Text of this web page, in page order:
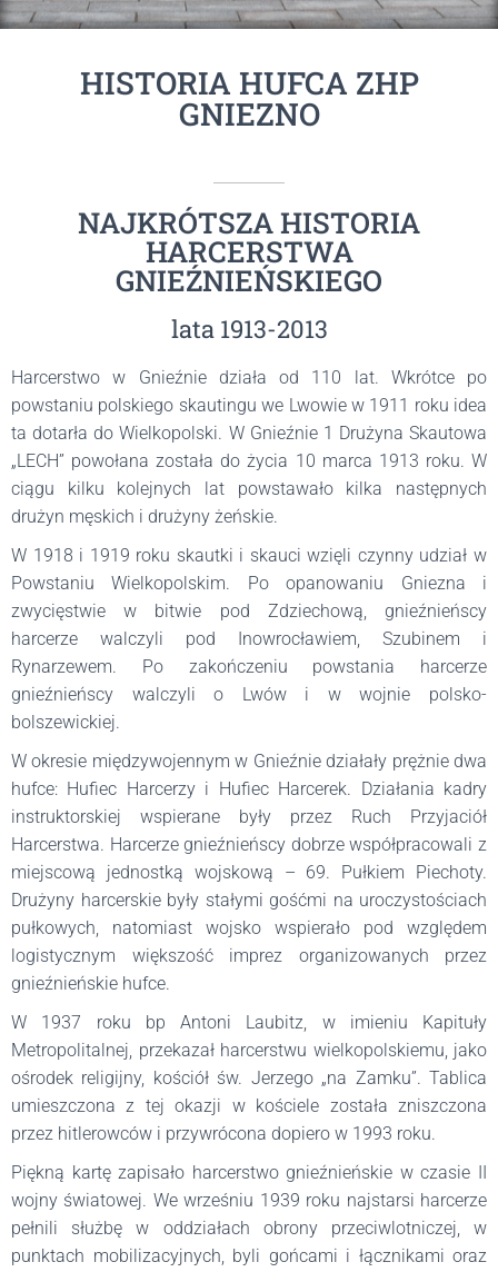
HISTORIA HUFCA ZHP
GNIEZNO
NAJKRÓTSZA HISTORIA
HARCERSTWA
GNIEŹNIEŃSKIEGO
lata 1913-2013
Harcerstwo w Gnieźnie działa od 110 lat. Wkrótce po
powstaniu polskiego skautingu we Lwowie w 1911 roku idea
ta dotarła do Wielkopolski. W Gnieźnie 1 Drużyna Skautowa
„LECH” powołana została do życia 10 marca 1913 roku. W
ciągu kilku kolejnych lat powstawało kilka następnych
drużyn męskich i drużyny żeńskie.
W 1918 i 1919 roku skautki i skauci wzięli czynny udział w
Powstaniu Wielkopolskim. Po opanowaniu Gniezna i
zwycięstwie w bitwie pod Zdziechową, gnieźnieńscy
harcerze walczyli pod Inowrocławiem, Szubinem i
Rynarzewem. Po zakończeniu powstania harcerze
gnieźnieńscy walczyli o Lwów i w wojnie polsko-
bolszewickiej.
W okresie międzywojennym w Gnieźnie działały prężnie dwa
hufce: Hufiec Harcerzy i Hufiec Harcerek. Działania kadry
instruktorskiej wspierane były przez Ruch Przyjaciół
Harcerstwa. Harcerze gnieźnieńscy dobrze współpracowali z
miejscową jednostką wojskową – 69. Pułkiem Piechoty.
Drużyny harcerskie były stałymi gośćmi na uroczystościach
pułkowych, natomiast wojsko wspierało pod względem
logistycznym większość imprez organizowanych przez
gnieźnieńskie hufce.
W 1937 roku bp Antoni Laubitz, w imieniu Kapituły
Metropolitalnej, przekazał harcerstwu wielkopolskiemu, jako
ośrodek religijny, kościół św. Jerzego „na Zamku”. Tablica
umieszczona z tej okazji w kościele została zniszczona
przez hitlerowców i przywrócona dopiero w 1993 roku.
Piękną kartę zapisało harcerstwo gnieźnieńskie w czasie II
wojny światowej. We wrześniu 1939 roku najstarsi harcerze
pełnili służbę w oddziałach obrony przeciwlotniczej, w
punktach mobilizacyjnych, byli gońcami i łącznikami oraz